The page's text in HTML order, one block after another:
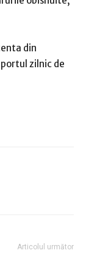
din
zilnic de
Articolul următor